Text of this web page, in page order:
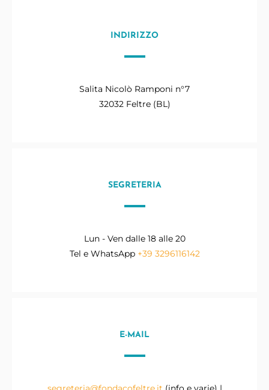
INDIRIZZO
Salita Nicolò Ramponi n°7
32032 Feltre (BL)
SEGRETERIA
Lun - Ven dalle 18 alle 20
Tel e WhatsApp +39 3296116142
E-MAIL